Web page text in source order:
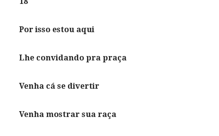
Por isso estou aqui
Lhe convidando pra praça
Venha cá se divertir
Venha mostrar sua raça